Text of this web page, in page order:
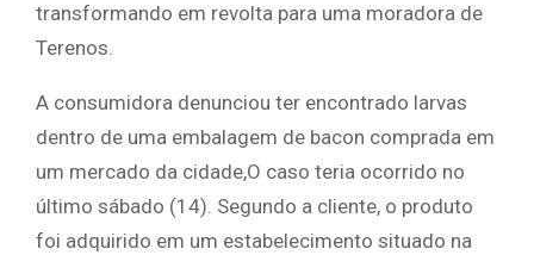
transformando em revolta para uma moradora de
Terenos.
A consumidora denunciou ter encontrado larvas
dentro de uma embalagem de bacon comprada em
um mercado da cidade,O caso teria ocorrido no
último sábado (14). Segundo a cliente, o produto
foi adquirido em um estabelecimento situado na